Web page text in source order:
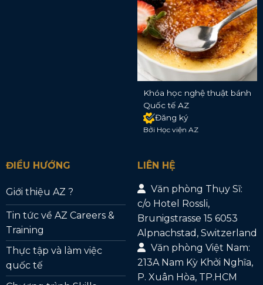
Khóa học nghệ thuật bánh
Quốc tế AZ
Đăng ký
Bởi Học viện AZ
ĐIỀU HƯỚNG
Giới thiệu AZ ?
Tin tức về AZ Careers &
Training
Thực tập và làm việc
quốc tế
LIÊN HỆ
Văn phòng Thụy Sĩ:
c/o Hotel Rossli,
Brunigstrasse 15 6053
Alpnachstad, Switzerland
Văn phòng Việt Nam:
213A Nam Kỳ Khởi Nghĩa,
P. Xuân Hòa, TP.HCM